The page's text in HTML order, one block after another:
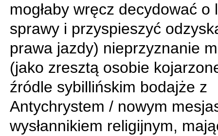
mogłaby wręcz decydować o
sprawy i przyspieszyć
prawa jazdy) nieprzyznanie
(jako zresztą osobie
źródle sybillińskim bodajże z
Antychrystem / nowym
wysłannikiem religijnym,